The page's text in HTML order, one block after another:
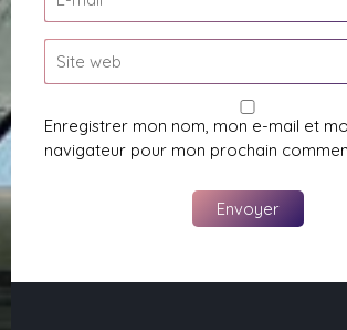
Enregistrer mon nom, mon e-mail et
navigateur pour mon prochain